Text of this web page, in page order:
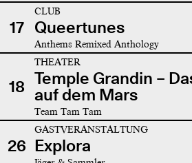
17
CLUB
Queertunes
Anthems Remixed Anthology
18
THEATER
Temple Grandin –
auf dem Mars
Team Tam Tam
26
GASTVERANSTALTUNG
Explora